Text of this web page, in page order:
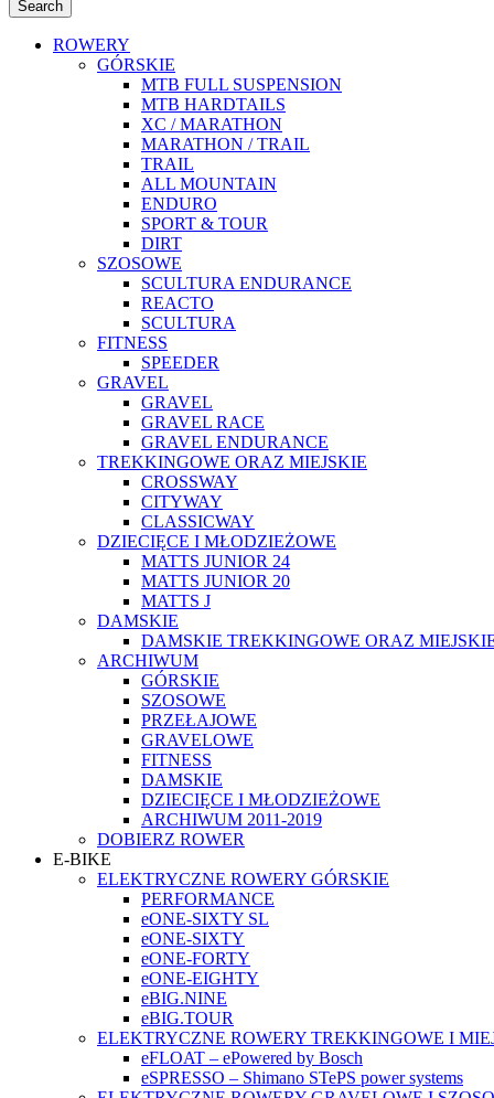
Search
ROWERY
GÓRSKIE
MTB FULL SUSPENSION
MTB HARDTAILS
XC / MARATHON
MARATHON / TRAIL
TRAIL
ALL MOUNTAIN
ENDURO
SPORT & TOUR
DIRT
SZOSOWE
SCULTURA ENDURANCE
REACTO
SCULTURA
FITNESS
SPEEDER
GRAVEL
GRAVEL
GRAVEL RACE
GRAVEL ENDURANCE
TREKKINGOWE ORAZ MIEJSKIE
CROSSWAY
CITYWAY
CLASSICWAY
DZIECIĘCE I MŁODZIEŻOWE
MATTS JUNIOR 24
MATTS JUNIOR 20
MATTS J
DAMSKIE
DAMSKIE TREKKINGOWE ORAZ
ARCHIWUM
GÓRSKIE
SZOSOWE
PRZEŁAJOWE
GRAVELOWE
FITNESS
DAMSKIE
DZIECIĘCE I MŁODZIEŻOWE
ARCHIWUM 2011-2019
DOBIERZ ROWER
E-BIKE
ELEKTRYCZNE ROWERY GÓRSKIE
PERFORMANCE
eONE-SIXTY SL
eONE-SIXTY
eONE-FORTY
eONE-EIGHTY
eBIG.NINE
eBIG.TOUR
ELEKTRYCZNE ROWERY TREKKINGOWE I
eFLOAT – ePowered by Bosch
eSPRESSO – Shimano STePS power systems